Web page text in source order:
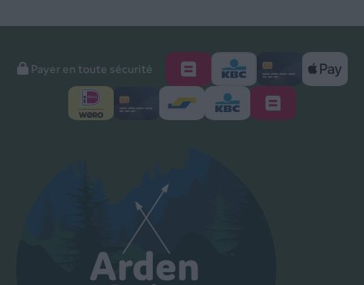
Payer en toute sécurité